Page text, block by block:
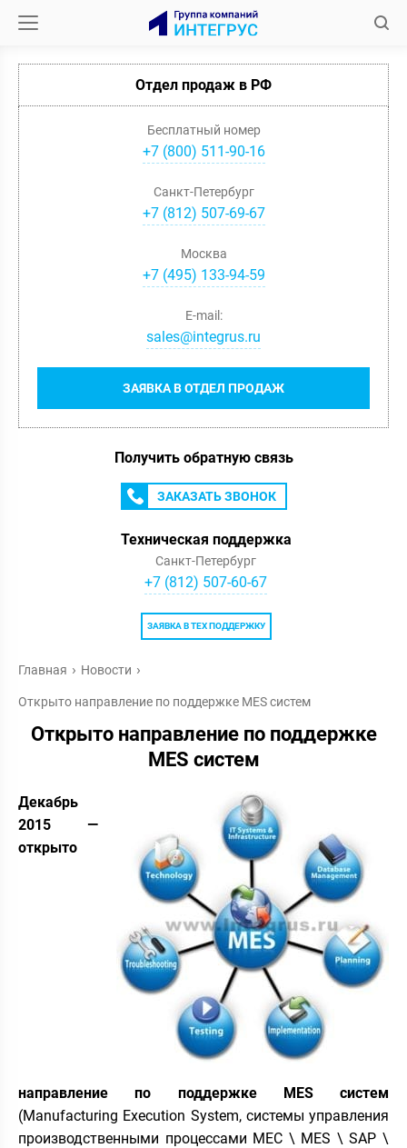
Отдел продаж в РФ
Бесплатный номер
+7 (800) 511-90-16
Санкт-Петербург
+7(812) 507-69-67
Москва
+7(495) 133-94-59
ЗАЯВКА В ОТДЕЛ ПРОДАЖ
E-mail:
sales@integrus.ru
Получить обратную связь
ЗАКАЗАТЬ ЗВОНОК
Техническая поддержка
Санкт-Петербург
+7 (812) 507-60-67
ЗАЯВКА В ТЕХ ПОДДЕРЖКУ
Главная Новости
Открыто направление по поддержке MES систем
Открыто направление по поддержке
MES систем
Декабрь
2015 —
открыто
направление по поддержке MES систем
(Manufacturing Execution System, системы управления
производственными процессами МЕС \ MES \ SAP \